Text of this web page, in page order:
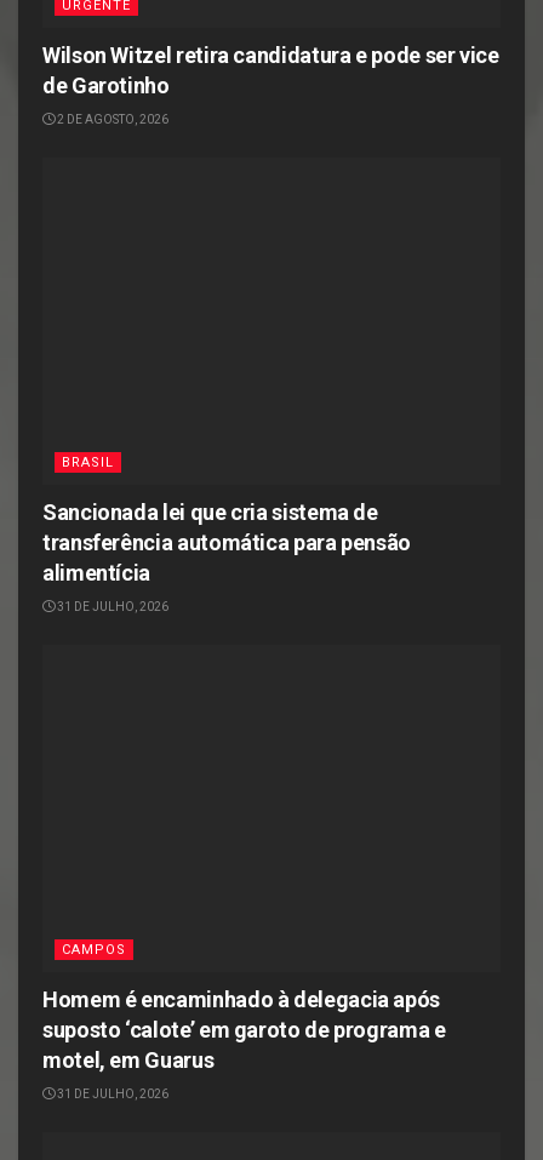
URGENTE
Wilson Witzel retira candidatura e pode ser vice
de Garotinho
2 DE AGOSTO, 2026
BRASIL
Sancionada lei que cria sistema de
transferência automática para pensão
alimentícia
31 DE JULHO, 2026
CAMPOS
Homem é encaminhado à delegacia após
suposto ‘calote’ em garoto de programa e
motel, em Guarus
31 DE JULHO, 2026